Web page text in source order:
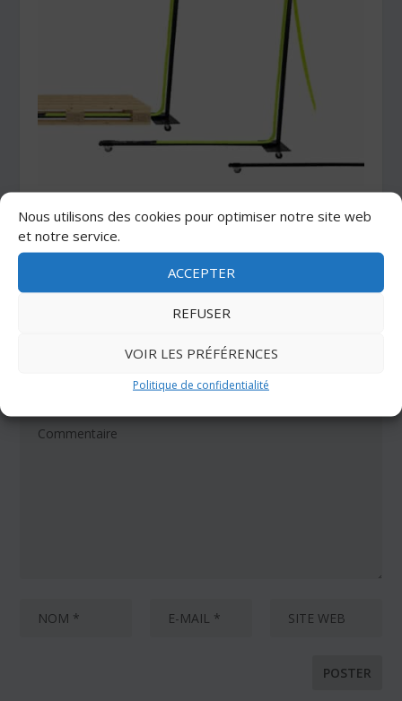
Nous utilisons des cookies pour optimiser notre site web
et notre service.
ACCEPTER
REFUSER
VOIR LES PRÉFÉRENCES
Politique de confidentialité
Avec le Logipass™, sanglez vos
palettes à moindre coût…
30 septembre 2024
LAISSER UN COMMENTAIRE
obligatoires sont indiqués avec*